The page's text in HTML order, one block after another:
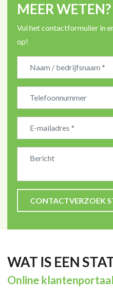
MEER WETEN?
Vul het contactformulier in
op!
WAT IS EEN
Online klantenportaal